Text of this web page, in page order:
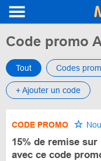
Code promo
Tout Codes
+ Ajouter un code
CODE PROMO
15% de remise
avec ce code